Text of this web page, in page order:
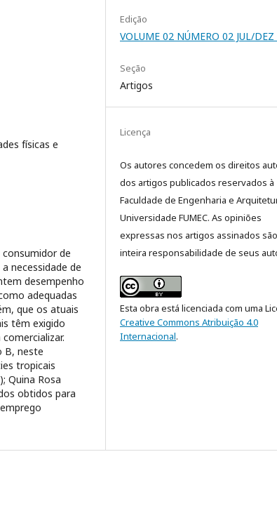
físicas e
de
necessidade de
desempenho
adequadas
que os atuais
têm exigido
B, neste
tropicais
Quina Rosa
obtidos para
Edição
VOLUME 02 NÚMERO 02 JUL/
Seção
Artigos
Licença
Os autores concedem os direitos
dos artigos publicados reservados à
Faculdade de Engenharia e
Universidade FUMEC. As opiniões
expressas nos artigos assinados
inteira responsabilidade de seus
Esta obra está licenciada com uma
Creative Commons Atribuição 4.0
Internacional.